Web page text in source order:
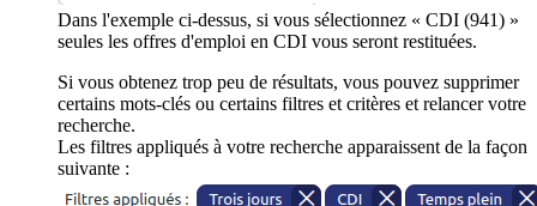
Dans l'exemple ci-dessus, si vous sélectionnez « CDI (941) »
seules les offres d'emploi en CDI vous seront restituées.
Si vous obtenez trop peu de résultats, vous pouvez supprimer
certains mots-clés ou certains filtres et critères et relancer votre
recherche.
Les filtres appliqués à votre recherche apparaissent de la façon
suivante :